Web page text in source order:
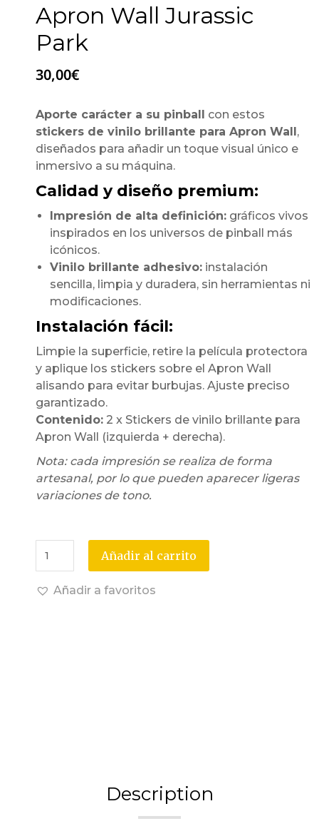
Apron Wall Jurassic
Park
30,00€
Aporte carácter a su pinball con estos
stickers de vinilo brillante para Apron Wall,
diseñados para añadir un toque visual único e
inmersivo a su máquina.
Calidad y diseño premium:
Impresión de alta definición: gráficos vivos
inspirados en los universos de pinball más
icónicos.
Vinilo brillante adhesivo: instalación
sencilla, limpia y duradera, sin herramientas ni
modificaciones.
Instalación fácil:
Limpie la superficie, retire la película protectora
y aplique los stickers sobre el Apron Wall
alisando para evitar burbujas. Ajuste preciso
garantizado.
Contenido: 2 x Stickers de vinilo brillante para
Apron Wall (izquierda + derecha).
Nota: cada impresión se realiza de forma
artesanal, por lo que pueden aparecer ligeras
variaciones de tono.
Añadir al carrito
Añadir a favoritos
Description